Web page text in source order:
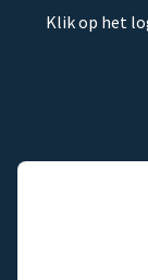
Klik op het